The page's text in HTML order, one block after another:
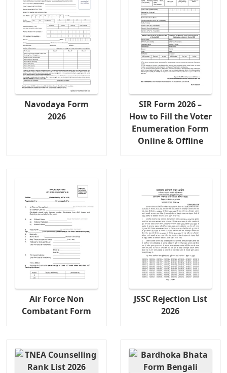
Navodaya Form
2026
SIR Form 2026 –
How to Fill the Voter
Enumeration Form
Online & Offline
Air Force Non
Combatant Form
JSSC Rejection List
2026